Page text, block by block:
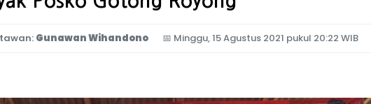
Gunawan Wihandono 📅 Minggu, 15 Agustus 2021 pukul 20:22 WIB